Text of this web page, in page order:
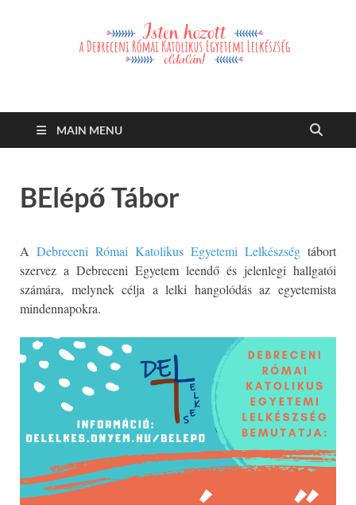
Debreceni Római
Katolikus Egyetemi
Lelkészség
Katolikus Szent László Szakkollégium hírei, eseményei
MAIN MENU
BElépő Tábor
A Debreceni Római Katolikus Egyetemi Lelkészség tábort
szervez a Debreceni Egyetem leendő és jelenlegi hallgatói
számára, melynek célja a lelki hangolódás az egyetemista
mindennapokra.